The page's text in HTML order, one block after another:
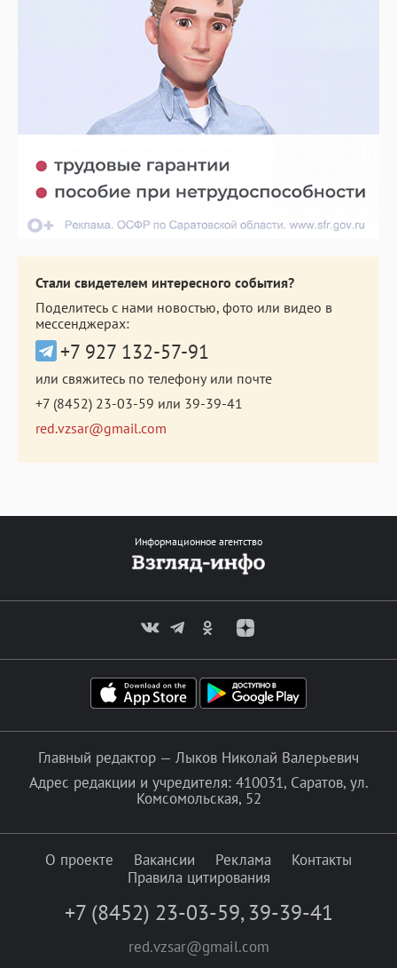
Стали свидетелем интересного события?
Поделитесь с нами новостью, фото или видео в
мессенджерах:
+7 927 132-57-91
или свяжитесь по телефону или почте
+7 (8452) 23-03-59 или 39-39-41
red.vzsar@gmail.com
Информационное агентство
Главный редактор — Лыков Николай Валерьевич
Адрес редакции и учредителя: 410031, Саратов, ул.
Комсомольская, 52
О проекте Вакансии Реклама
Контакты
Правила цитирования
+7 (8452) 23-03-59, 39-39-41
red.vzsar@gmail.com